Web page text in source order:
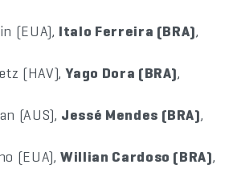
(EUA), Italo Ferreira (BRA),
(HAV),Yago Dora (BRA),
(AUS), Jessé Mendes (BRA),
(EUA),Willian Cardoso (BRA),